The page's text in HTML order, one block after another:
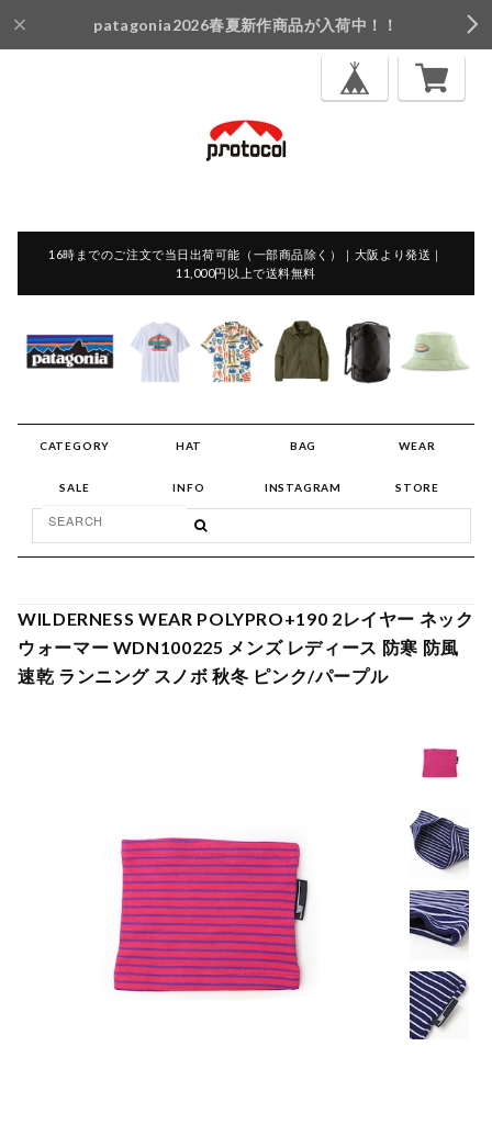
patagonia2026春夏新作商品が入荷中！！
16時までのご注文で当日出荷可能（一部商品除く）｜大阪より発送｜
11,000円以上で送料無料
CATEGORY HAT BAG WEAR
SALE INFO INSTAGRAM STORE
WILDERNESS WEAR POLYPRO+190 2レイヤー ネック
ウォーマー WDN100225 メンズ レディース 防寒 防風
速乾 ランニング スノボ 秋冬 ピンク/パープル